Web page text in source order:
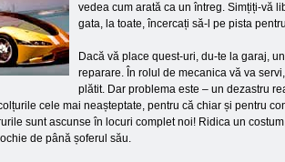
vedea cum arată ca un întreg. Simțiți-vă
gata, la toate, încercați să-l pe pista
Dacă vă place quest-uri, du-te la garaj,
reparare. În rolul de mecanica vă va
plătit. Dar problema este – un dezastru
cele mai neașteptate, pentru că chiar și pentru
sunt ascunse în locuri complet noi! Ridica un
de până șoferul său.